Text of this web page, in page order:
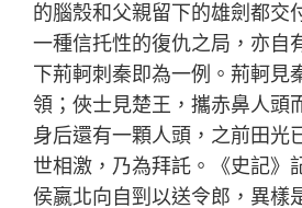
的腦殼和父親留下的雄劍都交
一種信托性的復仇之局，亦自
下荊軻刺秦即為一例。荊軻見
領；俠士見楚王，攜赤鼻人頭
身后還有一顆人頭，之前田光
世相激，乃為拜託。《史記》
侯嬴北向自剄以送令郎，異樣